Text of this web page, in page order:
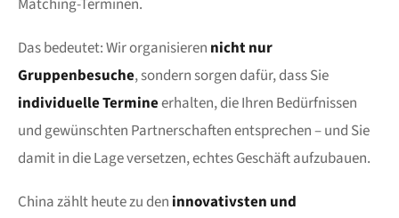
Matching-Terminen.
Das bedeutet: Wir organisieren nicht nur
Gruppenbesuche, sondern sorgen dafür, dass Sie
individuelle Termineerhalten, die Ihren Bedürfnissen
und gewünschten Partnerschaften entsprechen – und Sie
damit in die Lage versetzen, echtes Geschäft aufzubauen.
China zählt heute zu den innovativsten und